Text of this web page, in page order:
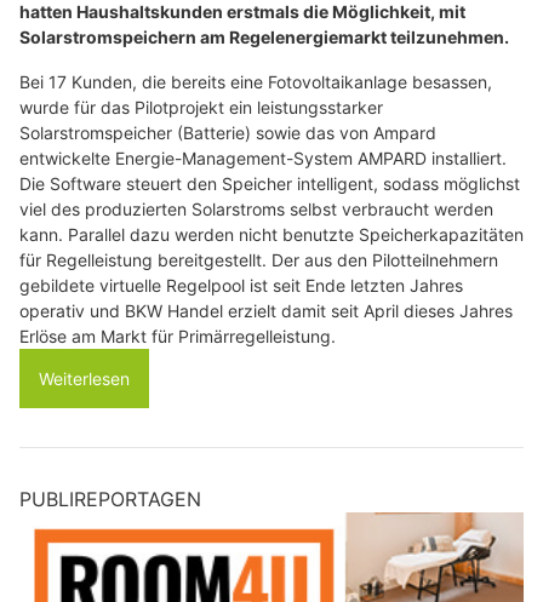
hatten Haushaltskunden erstmals die Möglichkeit, mit
Solarstromspeichern am Regelenergiemarkt teilzunehmen.
Bei 17 Kunden, die bereits eine Fotovoltaikanlage besassen,
wurde für das Pilotprojekt ein leistungsstarker
Solarstromspeicher (Batterie) sowie das von Ampard
entwickelte Energie-Management-System AMPARD installiert.
Die Software steuert den Speicher intelligent, sodass möglichst
viel des produzierten Solarstroms selbst verbraucht werden
kann. Parallel dazu werden nicht benutzte Speicherkapazitäten
für Regelleistung bereitgestellt. Der aus den Pilotteilnehmern
gebildete virtuelle Regelpool ist seit Ende letzten Jahres
operativ und BKW Handel erzielt damit seit April dieses Jahres
Erlöse am Markt für Primärregelleistung.
Weiterlesen
PUBLIREPORTAGEN